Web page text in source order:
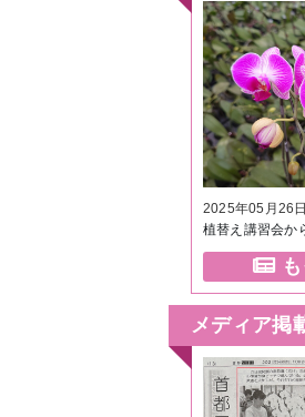
2025年05月26日
植替え講習会か
メディア掲